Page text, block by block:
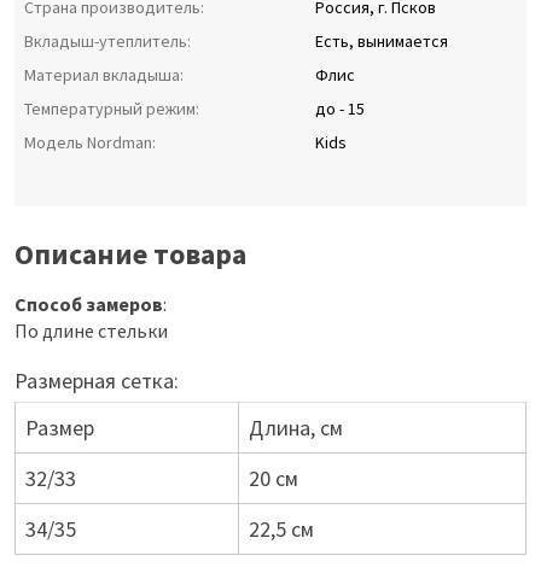
Страна производитель:
Россия, г. Псков
Вкладыш-утеплитель:
Есть, вынимается
Материал вкладыша:
Флис
Температурный режим:
до - 15
Модель Nordman:
Kids
Описание товара
Способ замеров:
По длине стельки
Размерная сетка:
Размер
Длина, см
32/33
20 см
34/35
22,5 см